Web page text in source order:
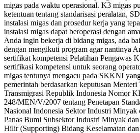
migas pada waktu operasional. K3 migas
ketentuan tentang standarisasi peralatan,
instalasi migas dan prosedur kerja yang
instalasi migas dapat beroperasi dengan
Anda ingin bekerja di bidang migas, ada
dengan mengikuti program agar nantinya
sertifikat kompetensi Pelatihan Pengawas
sertifikasi kompetensi untuk seorang
migas tentunya mengacu pada SKKNI
pemerintah berdasarkan keputusan Menteri
Transmigrasi Republik Indonesia Nomor
248/MEN/V/2007 tentang Penetapan
Nasional Indonesia Sektor Industri Minyak
Panas Bumi Subsektor Industri Minyak
Hilir (Supporting) Bidang Keselamatan